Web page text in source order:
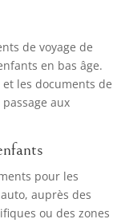
de voyage de
en bas âge.
et les documents de
aux
pour les
auprès des
ou des zones